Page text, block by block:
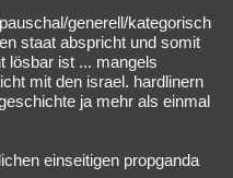
generell/kategorisch
staat abspricht und somit
lösbar ist ... mangels
mit den israel. hardlinern
ja mehr als einmal
einseitigen propganda